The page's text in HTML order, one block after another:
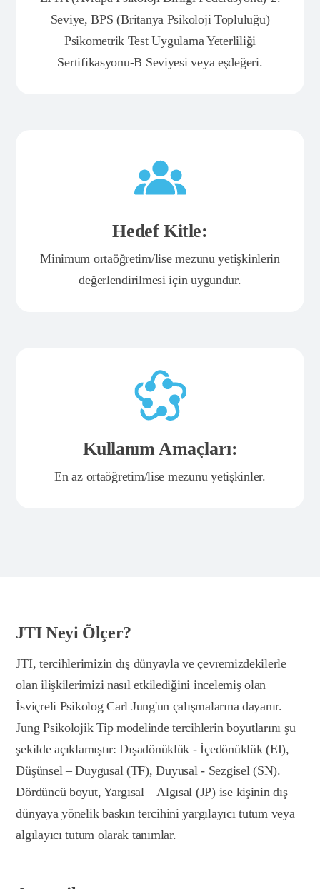
Seviye, BPS (Britanya Psikoloji Topluluğu)
Psikometrik Test Uygulama Yeterliliği
Sertifikasyonu-B Seviyesi veya eşdeğeri.
Hedef Kitle:
Minimum ortaöğretim/lise mezunu yetişkinlerin
değerlendirilmesi için uygundur.
Kullanım Amaçları:
En az ortaöğretim/lise mezunu yetişkinler.
JTI Neyi Ölçer?
JTI, tercihlerimizin dış dünyayla ve çevremizdekilerle
olan ilişkilerimizi nasıl etkilediğini incelemiş olan
İsviçreli Psikolog Carl Jung'un çalışmalarına dayanır.
Jung Psikolojik Tip modelinde tercihlerin boyutlarını şu
şekilde açıklamıştır: Dışadönüklük - İçedönüklük (EI),
Düşünsel – Duygusal (TF), Duyusal - Sezgisel (SN).
Dördüncü boyut, Yargısal – Algısal (JP) ise kişinin dış
dünyaya yönelik baskın tercihini yargılayıcı tutum veya
algılayıcı tutum olarak tanımlar.